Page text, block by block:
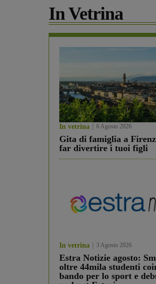
In Vetrina
In vetrina 6 Agosto 2026
Gita di famiglia a
far divertire i tuoi figli
In vetrina 3 Agosto 2026
Estra Notizie agosto:
oltre 44mila studenti
bando per lo sport e